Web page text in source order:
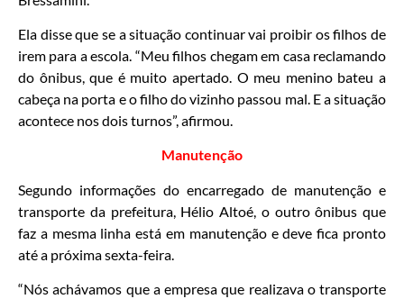
Ela disse que se a situação continuar vai proibir os filhos de
irem para a escola. “Meu filhos chegam em casa reclamando
do ônibus, que é muito apertado. O meu menino bateu a
cabeça na porta e o filho do vizinho passou mal. E a situação
acontece nos dois turnos”, afirmou.
Manutenção
Segundo informações do encarregado de manutenção e
transporte da prefeitura, Hélio Altoé, o outro ônibus que
faz a mesma linha está em manutenção e deve fica pronto
até a próxima sexta-feira.
“Nós achávamos que a empresa que realizava o transporte